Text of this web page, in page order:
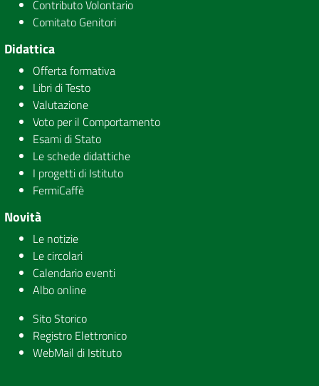
Contributo Volontario
Comitato Genitori
Didattica
Offerta formativa
Libri di Testo
Valutazione
Voto per il Comportamento
Esami di Stato
Le schede didattiche
I progetti di Istituto
FermiCaffè
Novità
Le notizie
Le circolari
Calendario eventi
Albo online
Sito Storico
Registro Elettronico
WebMail di Istituto